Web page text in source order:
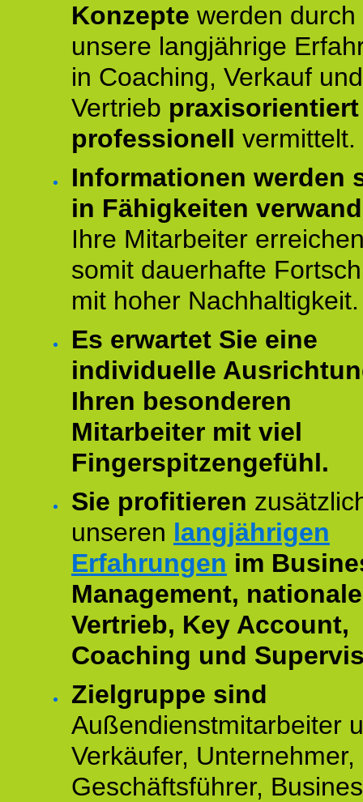
Konzepte werden durch
unsere langjährige
in Coaching, Verkauf und
Vertrieb
professionell vermittelt.
Informationen werden
in Fähigkeiten
Ihre Mitarbeiter
somit dauerhafte
mit hoher Nachhaltigkeit.
Es erwartet Sie eine
individuelle
Ihren besonderen
Mitarbeiter mit viel
Fingerspitzengefühl.
Sie profitieren
unseren langjährigen
Erfahrungen im
Management,
Vertrieb, Key Account,
Coaching und
Zielgruppe sind
Außendienstmitarbeiter
Verkäufer, Unternehmer,
Geschäftsführer,